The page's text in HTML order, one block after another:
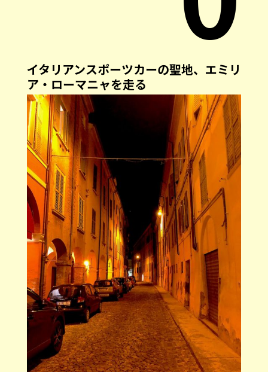
イタリアンスポーツカーの聖地、エミリ
ア・ローマニャを走る